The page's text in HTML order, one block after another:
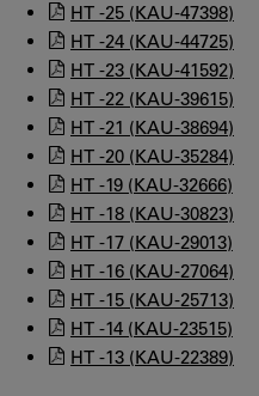
HT -25 (KAU-47398)
HT -24 (KAU-44725)
HT -23 (KAU-41592)
HT -22 (KAU-39615)
HT -21 (KAU-38694)
HT -20 (KAU-35284)
HT -19 (KAU-32666)
HT -18 (KAU-30823)
HT -17 (KAU-29013)
HT -16 (KAU-27064)
HT -15 (KAU-25713)
HT -14 (KAU-23515)
HT -13 (KAU-22389)